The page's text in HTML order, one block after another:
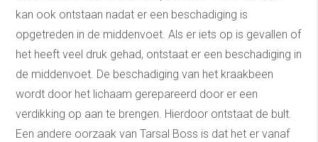
kan ook ontstaan nadat er een beschadiging is
opgetreden in de middenvoet. Als er iets op is gevallen of
het heeft veel druk gehad, ontstaat er een beschadiging in
de middenvoet. De beschadiging van het kraakbeen
wordt door het lichaam gerepareerd door er een
verdikking op aan te brengen. Hierdoor ontstaat de bult.
Een andere oorzaak van Tarsal Boss is dat het er vanaf